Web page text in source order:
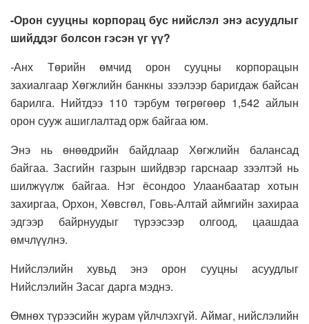
-Орон сууцны корпорац бус нийслэл энэ асуудлыг
шийддэг болсон гэсэн үг үү?
-Анх Төрийн өмчид орон сууцны корпорацын
захиалгаар Хөгжлийн банкны зээлээр баригдаж байсан
барилга. Нийтдээ 110 тэрбум төгрөгөөр 1,542 айлын
орон сууж ашиглалтад орж байгаа юм.
Энэ нь өнөөдрийн байдлаар Хөгжлийн балансад
байгаа. Засгийн газрын шийдвэр гарснаар зээлтэй нь
шилжүүлж байгаа. Нэг ёсондоо Улаанбаатар хотын
захиргаа, Орхон, Хөвсгөл, Говь-Алтай аймгийн захираа
эдгээр байрнуудыг түрээсээр олгоод, цаашдаа
өмчлүүлнэ.
Нийслэлийн хувьд энэ орон сууцны асуудлыг
Нийслэлийн Засаг дарга мэднэ.
Өмнөх түрээсийн журам үйлчлэхгүй. Аймаг, нийслэлийн